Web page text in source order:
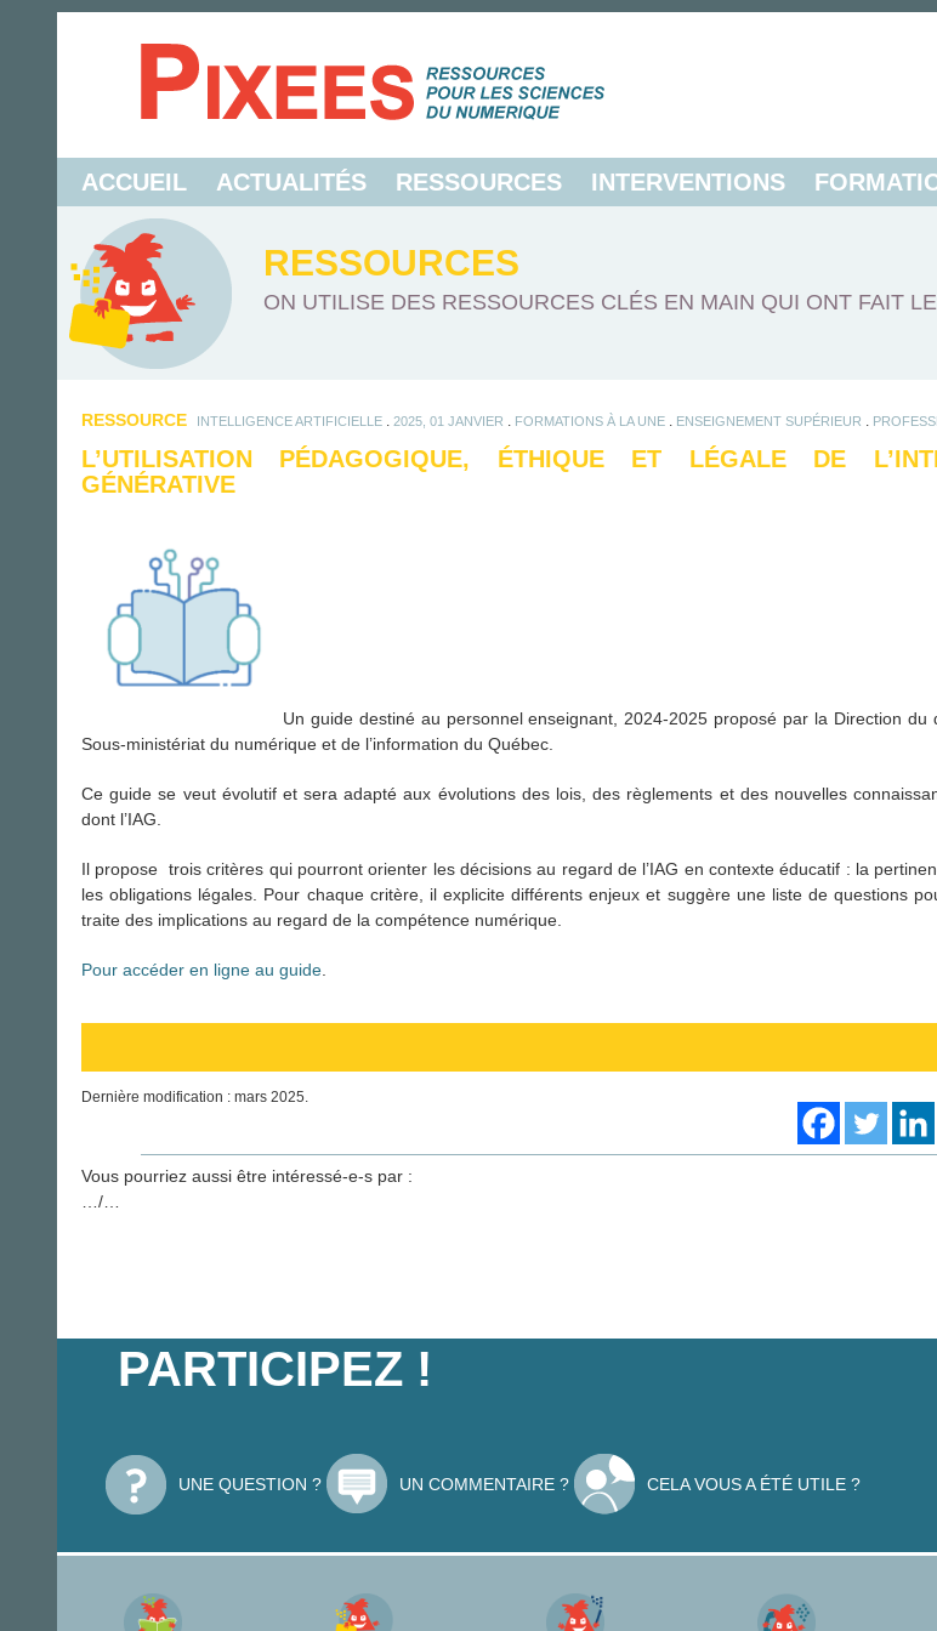
ACCUEIL ACTUALITÉS RESSOURCES INTERVENTIONS
RESSOURCES
ON UTILISE DES RESSOURCES CLÉS EN MAIN QUI ONT FAIT
RESSOURCE INTELLIGENCE ARTIFICIELLE 2025, 01 JANVIER FORMATIONS À LA UNE ENSEIGNEMENT SUPÉRIEUR
L’UTILISATION PÉDAGOGIQUE, ÉTHIQUE ET LÉGALE DE
GÉNÉRATIVE
Un guide destiné au personnel enseignant, 2024-2025 proposé par la Direction
Sous-ministériat du numérique et de l’information du Québec.
Ce guide se veut évolutif et sera adapté aux évolutions des lois, des règlements et des nouvelles
dont l’IAG.
Il propose trois critères qui pourront orienter les décisions au regard de l’IAG en contexte éducatif : la
les obligations légales. Pour chaque critère, il explicite différents enjeux et suggère une liste de questions
traite des implications au regard de la compétence numérique.
Pour accéder en ligne au guide
Dernière modification : mars 2025.
Vous pourriez aussi être intéressé-e-s par :
…/…
PARTICIPEZ !
UNE QUESTION ? UN COMMENTAIRE ? CELA VOUS A ÉTÉ UTILE ?